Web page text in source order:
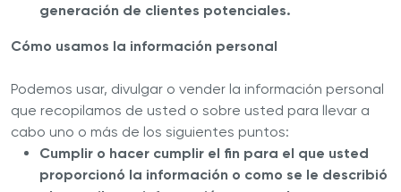
generación de clientes potenciales.
Cómo usamos la información personal
Podemos usar, divulgar o vender la información personal
que recopilamos de usted o sobre usted para llevar a
cabo uno o más de los siguientes puntos:
Cumplir o hacer cumplir el fin para el que usted
proporcionó la información o como se le describió